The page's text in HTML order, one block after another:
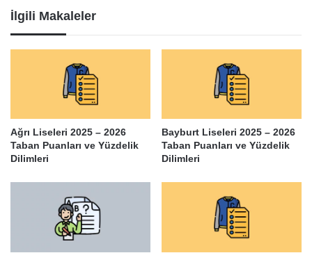
İlgili Makaleler
Ağrı Liseleri 2025 – 2026
Taban Puanları ve Yüzdelik
Dilimleri
Bayburt Liseleri 2025 – 2026
Taban Puanları ve Yüzdelik
Dilimleri